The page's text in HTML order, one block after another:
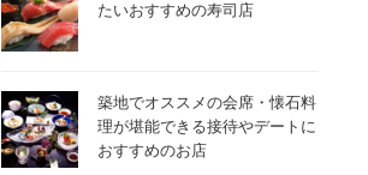
たいおすすめの寿司店
築地でオススメの会席・懐石料
理が堪能できる接待やデートに
おすすめのお店